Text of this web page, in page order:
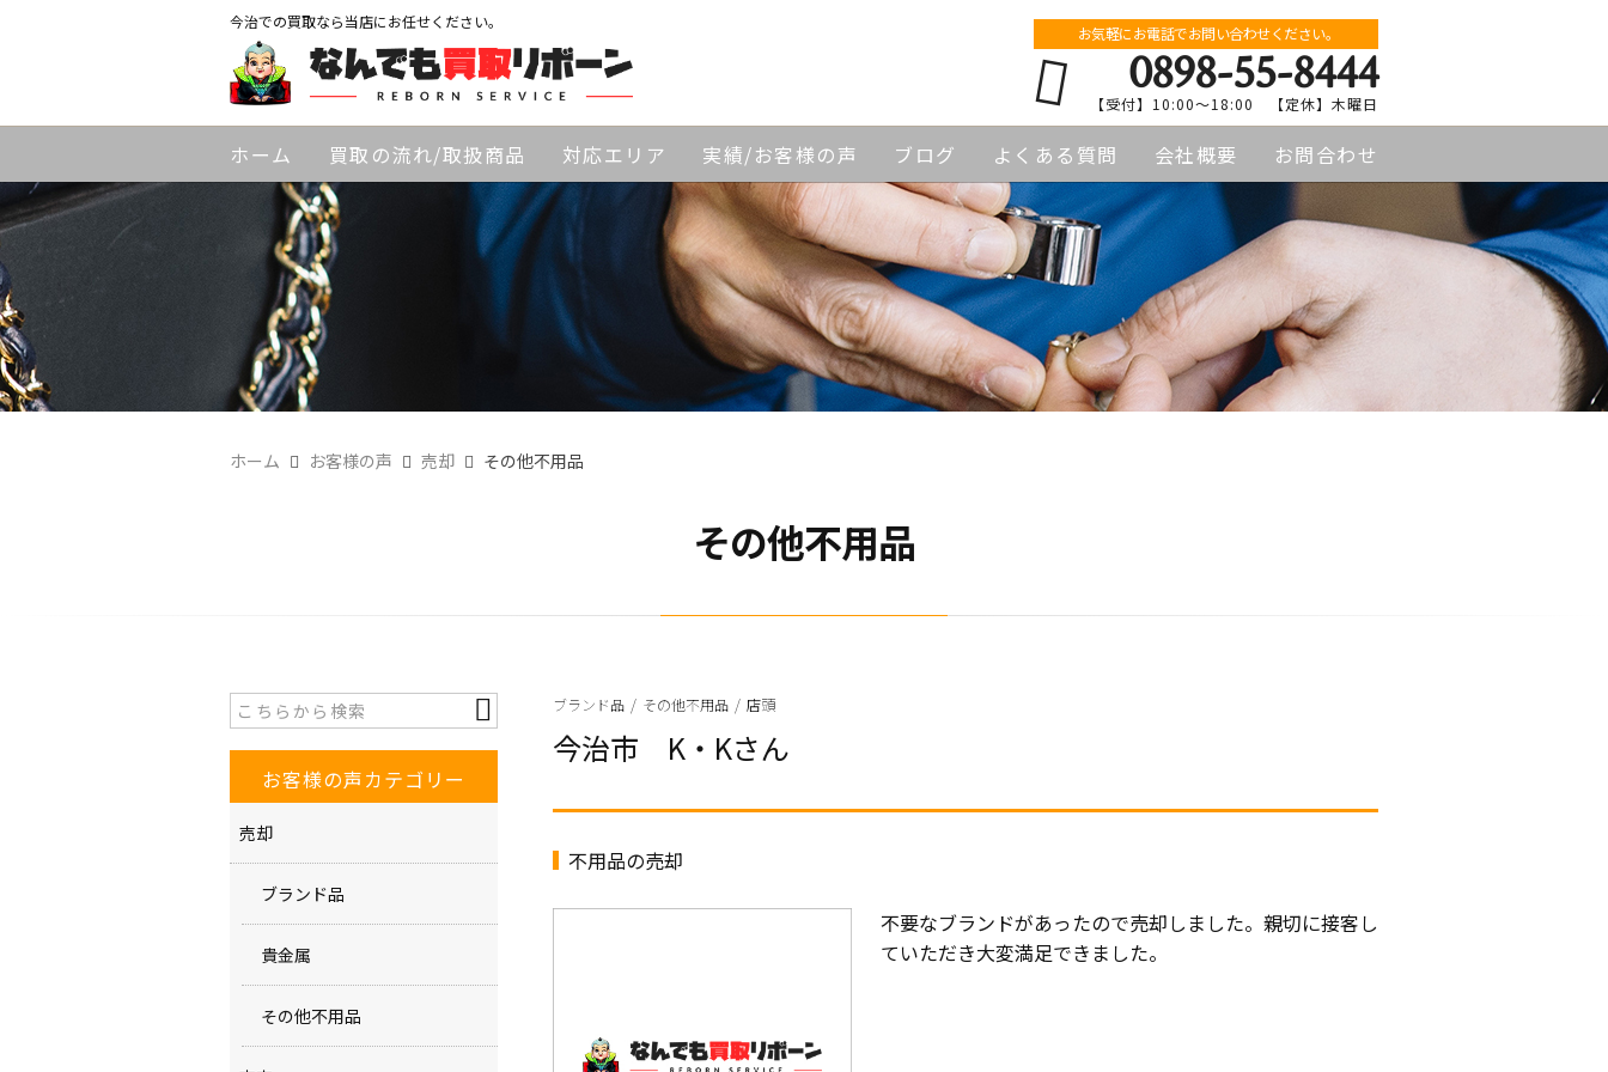
今治での買取なら当店にお任せください。
お気軽にお電話でお問い合わせください。
0898-55-8444
【受付】10:00〜18:00 【定休】木曜日
ホーム 買取の流れ/取扱商品 対応エリア 実績/お客様の声 ブログ よくある質問 会社概要 お問合わせ
ホーム お客様の声 売却 その他不用品
その他不用品
ブランド品 / その他不用品 / 店頭
今治市 K・Kさん
不用品の売却
不要なブランドがあったので売却しました。親切に接客し
ていただき大変満足できました。
お客様の声カテゴリー
売却
ブランド品
貴金属
その他不用品